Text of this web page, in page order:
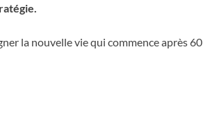
la nouvelle vie qui commence après 60